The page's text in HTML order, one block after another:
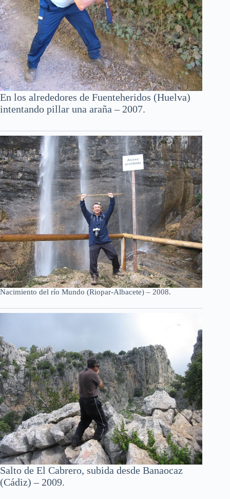
En los alrededores de Fuenteheridos (Huelva)
intentando pillar una araña – 2007.
Nacimiento del río Mundo (Riopar-Albacete) – 2008.
Salto de El Cabrero, subida desde Banaocaz
(Cádiz) – 2009.